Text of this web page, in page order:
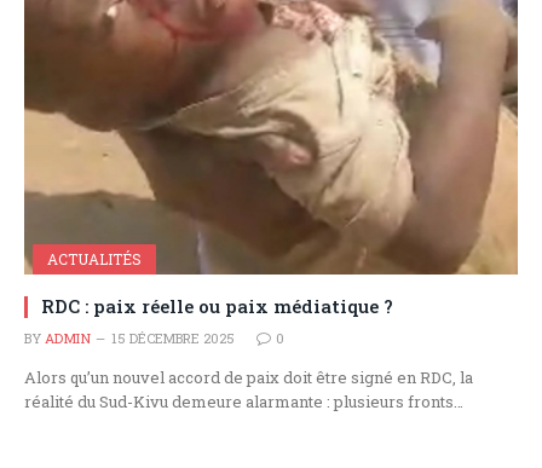
ACTUALITÉS
RDC : paix réelle ou paix médiatique ?
BY ADMIN 15 DÉCEMBRE 2025 0
Alors qu’un nouvel accord de paix doit être signé en RDC, la
réalité du Sud-Kivu demeure alarmante : plusieurs fronts…